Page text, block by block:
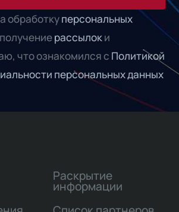
обработкуперсональных
рассылоки
что ознакомился с Политикой
персональных данных
Раскрытие
информации